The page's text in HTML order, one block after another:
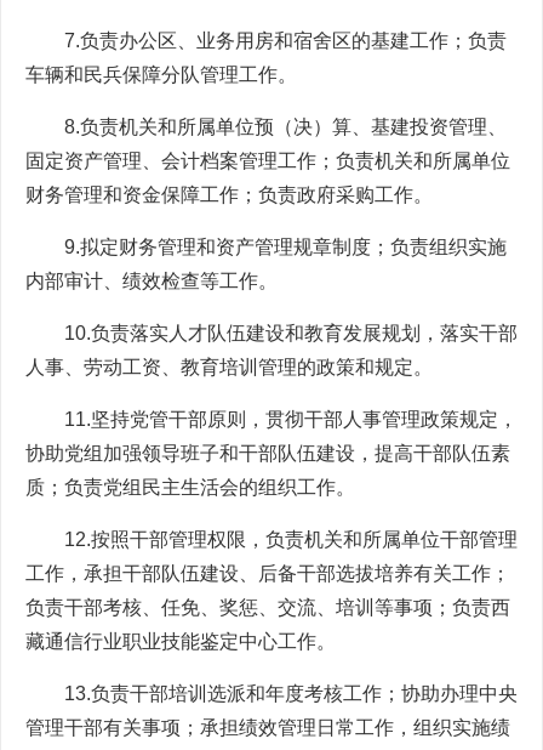
7.负责办公区、业务用房和宿舍区的基建工作；负责
车辆和民兵保障分队管理工作。
8.负责机关和所属单位预（决）算、基建投资管理、
固定资产管理、会计档案管理工作；负责机关和所属单位
财务管理和资金保障工作；负责政府采购工作。
9.拟定财务管理和资产管理规章制度；负责组织实施
内部审计、绩效检查等工作。
10.负责落实人才队伍建设和教育发展规划，落实干部
人事、劳动工资、教育培训管理的政策和规定。
11.坚持党管干部原则，贯彻干部人事管理政策规定，
协助党组加强领导班子和干部队伍建设，提高干部队伍素
质；负责党组民主生活会的组织工作。
12.按照干部管理权限，负责机关和所属单位干部管理
工作，承担干部队伍建设、后备干部选拔培养有关工作；
负责干部考核、任免、奖惩、交流、培训等事项；负责西
藏通信行业职业技能鉴定中心工作。
13.负责干部培训选派和年度考核工作；协助办理中央
管理干部有关事项；承担绩效管理日常工作，组织实施绩